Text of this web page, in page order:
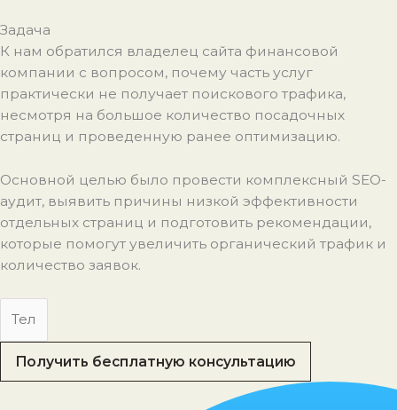
Задача
К нам обратился владелец сайта финансовой
компании с вопросом, почему часть услуг
практически не получает поискового трафика,
несмотря на большое количество посадочных
страниц и проведенную ранее оптимизацию.
Основной целью было провести комплексный SEO-
аудит, выявить причины низкой эффективности
отдельных страниц и подготовить рекомендации,
которые помогут увеличить органический трафик и
количество заявок.
Получить бесплатную консультацию